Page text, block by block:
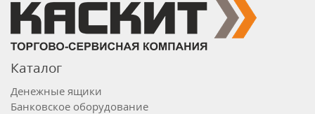
Каталог
Денежные ящики
Банковское оборудование